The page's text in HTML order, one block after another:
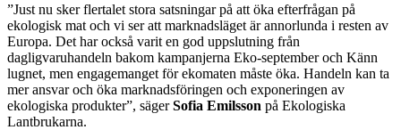
”Just nu sker flertalet stora satsningar på att öka efterfrågan på
ekologisk mat och vi ser att marknadsläget är annorlunda i resten av
Europa. Det har också varit en god uppslutning från
dagligvaruhandeln bakom kampanjerna Eko-september och Känn
lugnet, men engagemanget för ekomaten måste öka. Handeln kan ta
mer ansvar och öka marknadsföringen och exponeringen av
ekologiska produkter”, sägerSofia Emilsson på Ekologiska
Lantbrukarna.